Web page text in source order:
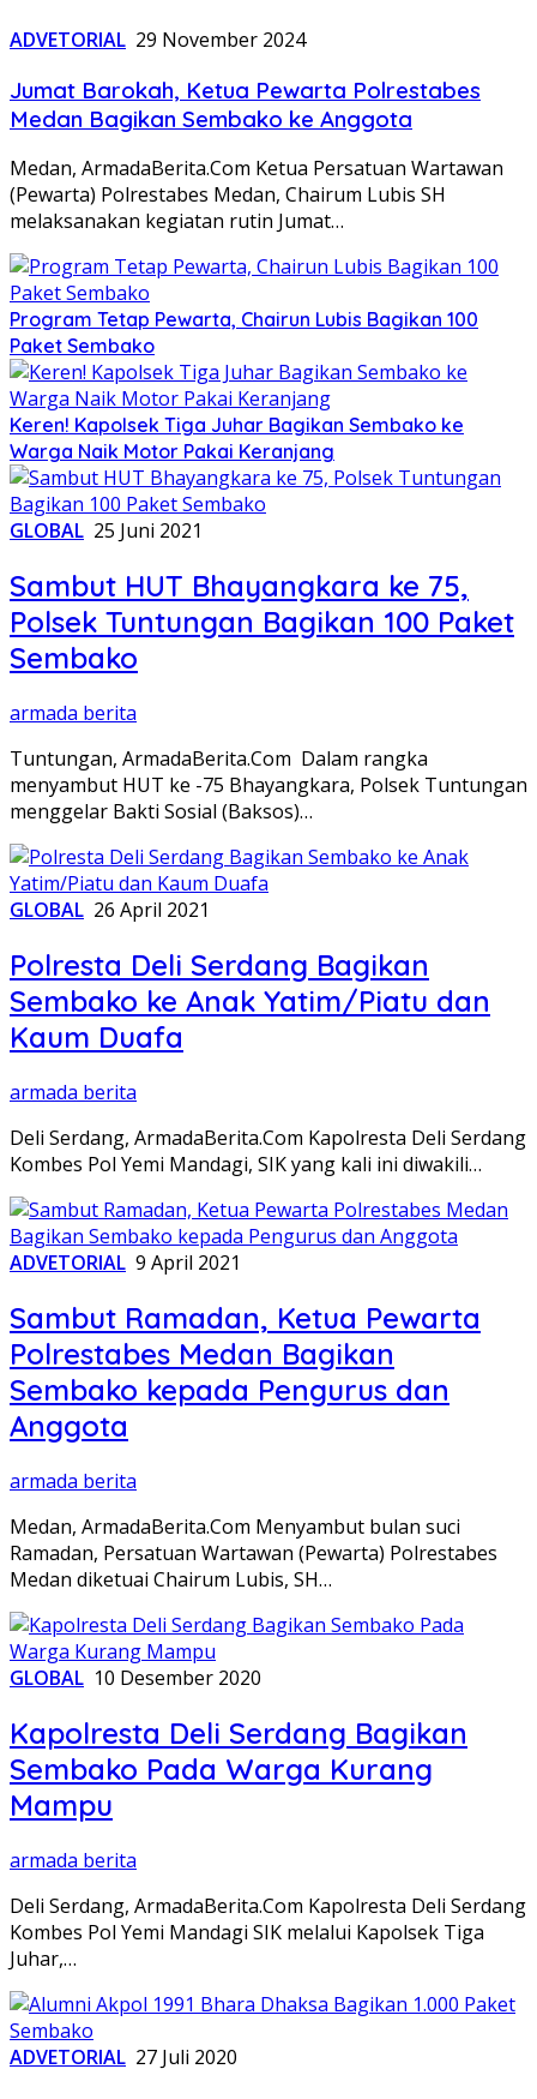
ADVETORIAL 29 November 2024
Jumat Barokah, Ketua Pewarta Polrestabes
Medan Bagikan Sembako ke Anggota
Medan, ArmadaBerita.Com Ketua Persatuan Wartawan
(Pewarta) Polrestabes Medan, Chairum Lubis SH
melaksanakan kegiatan rutin Jumat…
Program Tetap Pewarta, Chairun Lubis Bagikan 100
Paket Sembako
Keren! Kapolsek Tiga Juhar Bagikan Sembako ke
Warga Naik Motor Pakai Keranjang
GLOBAL 25 Juni 2021
Sambut HUT Bhayangkara ke 75,
Polsek Tuntungan Bagikan 100 Paket
Sembako
armada berita
Tuntungan, ArmadaBerita.Com Dalam rangka
menyambut HUT ke -75 Bhayangkara, Polsek Tuntungan
menggelar Bakti Sosial (Baksos)…
GLOBAL 26 April 2021
Polresta Deli Serdang Bagikan
Sembako ke Anak Yatim/Piatu dan
Kaum Duafa
armada berita
Deli Serdang, ArmadaBerita.Com Kapolresta Deli Serdang
Kombes Pol Yemi Mandagi, SIK yang kali ini diwakili…
ADVETORIAL 9 April 2021
Sambut Ramadan, Ketua Pewarta
Polrestabes Medan Bagikan
Sembako kepada Pengurus dan
Anggota
armada berita
Medan, ArmadaBerita.Com Menyambut bulan suci
Ramadan, Persatuan Wartawan (Pewarta) Polrestabes
Medan diketuai Chairum Lubis, SH…
GLOBAL 10 Desember 2020
Kapolresta Deli Serdang Bagikan
Sembako Pada Warga Kurang
Mampu
armada berita
Deli Serdang, ArmadaBerita.Com Kapolresta Deli Serdang
Kombes Pol Yemi Mandagi SIK melalui Kapolsek Tiga
Juhar,…
ADVETORIAL 27 Juli 2020